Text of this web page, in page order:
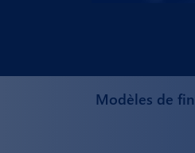
Modèles de